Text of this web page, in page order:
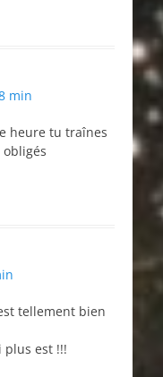
min
heure tu traînes
tellement bien
plus est !!!